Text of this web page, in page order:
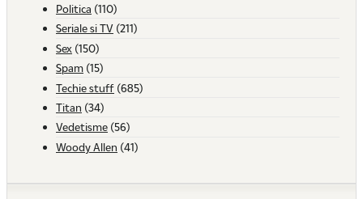
Politica (110)
Seriale si TV (211)
Sex (150)
Spam (15)
Techie stuff (685)
Titan (34)
Vedetisme (56)
Woody Allen (41)